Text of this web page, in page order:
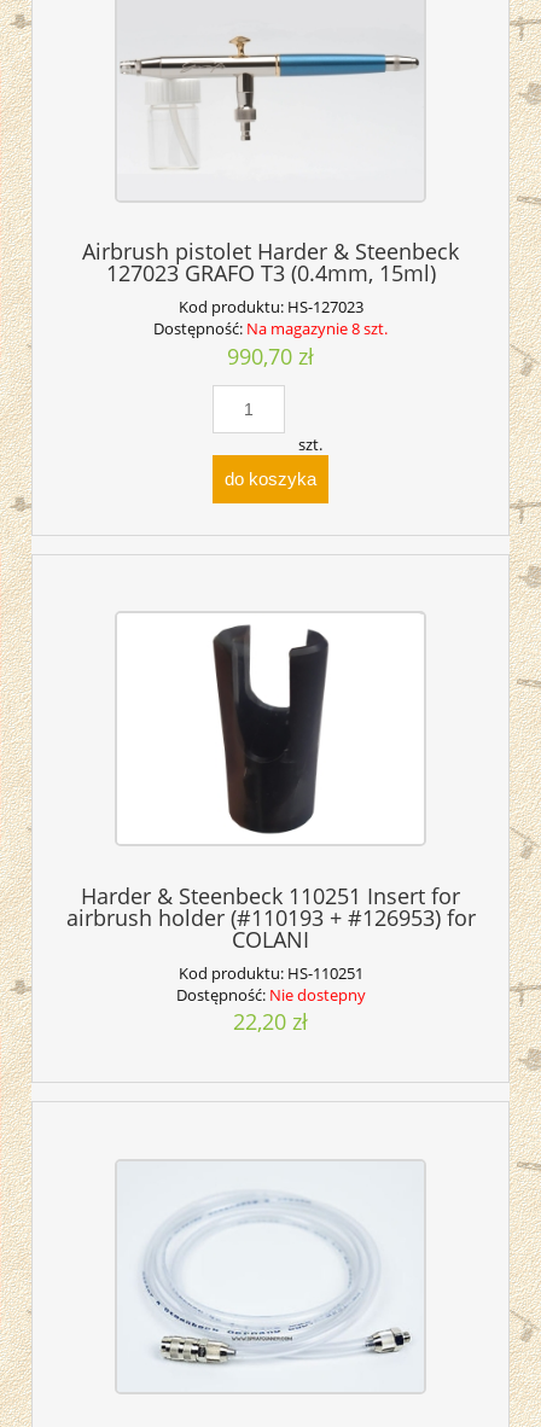
Airbrush pistolet Harder & Steenbeck
127023 GRAFO T3 (0.4mm, 15ml)
Kod produktu: HS-127023
Dostępność: Na magazynie 8 szt.
990,70 zł
szt.
do koszyka
Harder & Steenbeck 110251 Insert for
airbrush holder (#110193 + #126953) for
COLANI
Kod produktu: HS-110251
Dostępność: Nie dostepny
22,20 zł